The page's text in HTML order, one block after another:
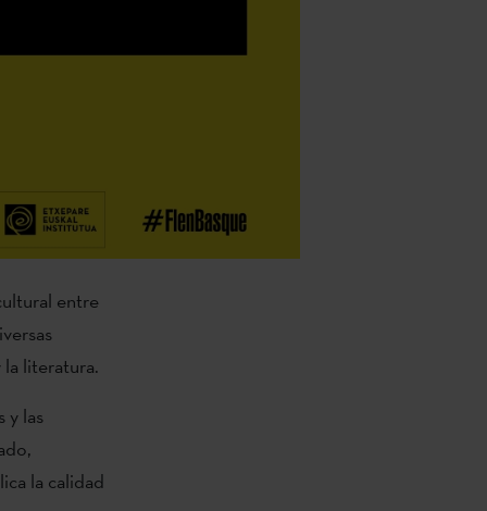
entre
la literatura.
y las
la calidad